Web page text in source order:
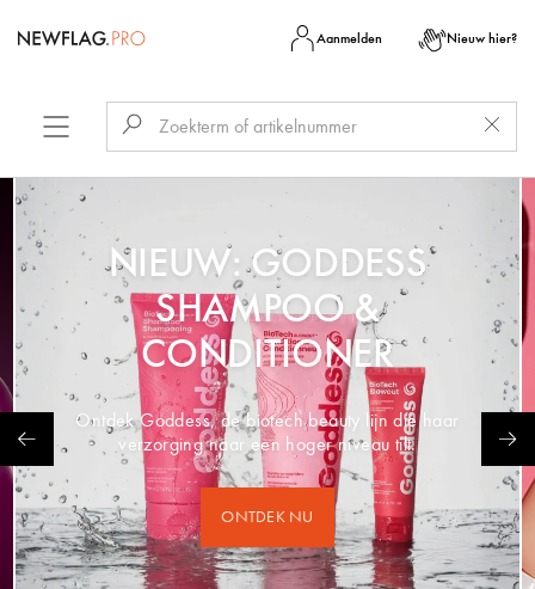
Aanmelden Nieuw hier?
NIEUW: GODDESS
SHAMPOO &
CONDITIONER
Ontdek Goddess, de biotech beauty lijn die haar
verzorging naar een hoger niveau tilt.
ONTDEK NU